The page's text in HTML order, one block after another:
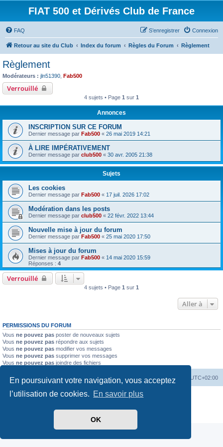
En poursuivant votre navigation, vous acceptez
l’utilisation de cookies. En savoir plus
OK
FIAT 500 et Dérivés Club de France
FAQ Connexion
S’enregistrer
Retour au site du Club Index du forum Règles du Forum Règlement
Règlement
Modérateurs : jln51390 Fab500
Verrouillé
4 sujets • Page 1 sur 1
Annonces
INSCRIPTION SUR CE FORUM
Dernier message par Fab500 « 26 mai 2019 14:21
À LIRE IMPÉRATIVEMENT
Dernier message par club500 « 30 avr. 2005 21:38
Sujets
Les cookies
Dernier message par Fab500 « 17 juil. 2026 17:02
Modération dans les posts
Dernier message par club500 « 22 févr. 2022 13:44
Nouvelle mise à jour du forum
Dernier message par Fab500 « 25 mai 2020 17:50
Mises à jour du forum
Dernier message par Fab500 « 14 mai 2020 15:59
Réponses : 4
Verrouillé
4 sujets • Page 1 sur 1
Aller à
PERMISSIONS DU FORUM
Vous ne pouvez pas poster de nouveaux sujets
Vous ne pouvez pas répondre aux sujets
Vous ne pouvez pas modifier vos messages
Vous ne pouvez pas supprimer vos messages
Vous ne pouvez pas joindre des fichiers
Retour au site du Club Index du forum Heures au format UTC+02:00
Développé parphpBB® Forum Software © phpBB Limited
Conditions